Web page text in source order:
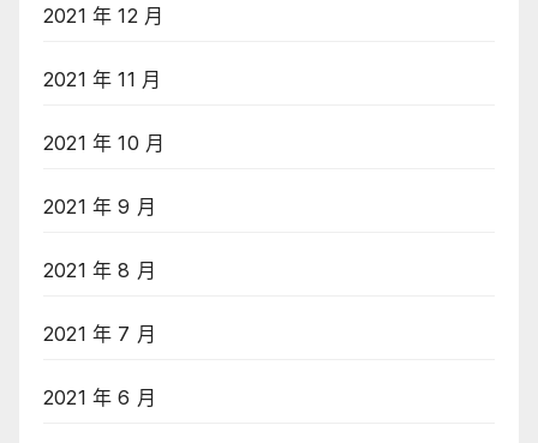
2021 年 12 月
2021 年 11 月
2021 年 10 月
2021 年 9 月
2021 年 8 月
2021 年 7 月
2021 年 6 月